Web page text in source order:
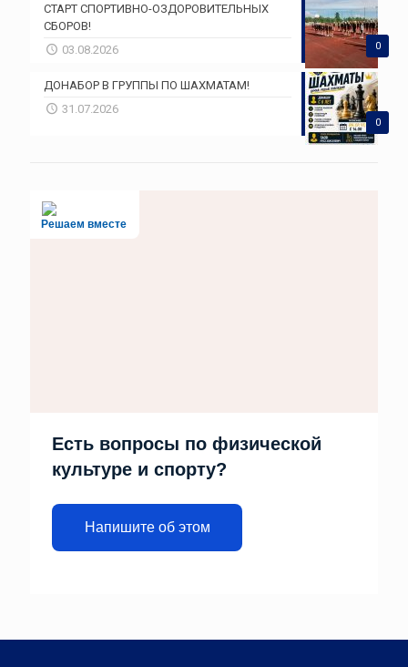
0
СТАРТ СПОРТИВНО-ОЗДОРОВИТЕЛЬНЫХ
СБОРОВ!
03.08.2026
0
ДОНАБОР В ГРУППЫ ПО ШАХМАТАМ!
31.07.2026
Решаем вместе
Есть вопросы по физической
культуре и спорту?
Напишите об этом